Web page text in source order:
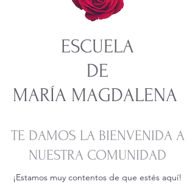
ESCUELA
DE
MARÍA MAGDALENA
TE DAMOS LA BIENVENIDA A
NUESTRA COMUNIDAD
¡Estamos muy contentos de que estés aquí!